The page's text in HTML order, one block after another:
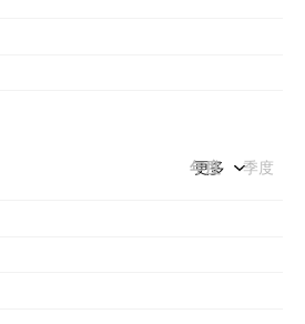
年度 季度
更多